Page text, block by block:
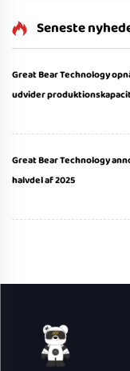
mini-varm gryde med
elektriske pande
Seneste
Great Bear Technology
udvider
Great Bear Technology
halvdel af 2025